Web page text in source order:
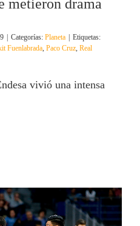
metieron drama
Categorías: Planeta
Etiquetas:
Fuenlabrada, Paco Cruz, Real
vivió una intensa